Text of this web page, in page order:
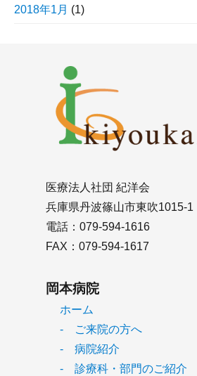
2018年1月 (1)
医療法人社団 紀洋会
兵庫県丹波篠山市東吹1015-1
電話：079-594-1616
FAX：079-594-1617
岡本病院
ホーム
- ご来院の方へ
- 病院紹介
- 診療科・部門のご紹介